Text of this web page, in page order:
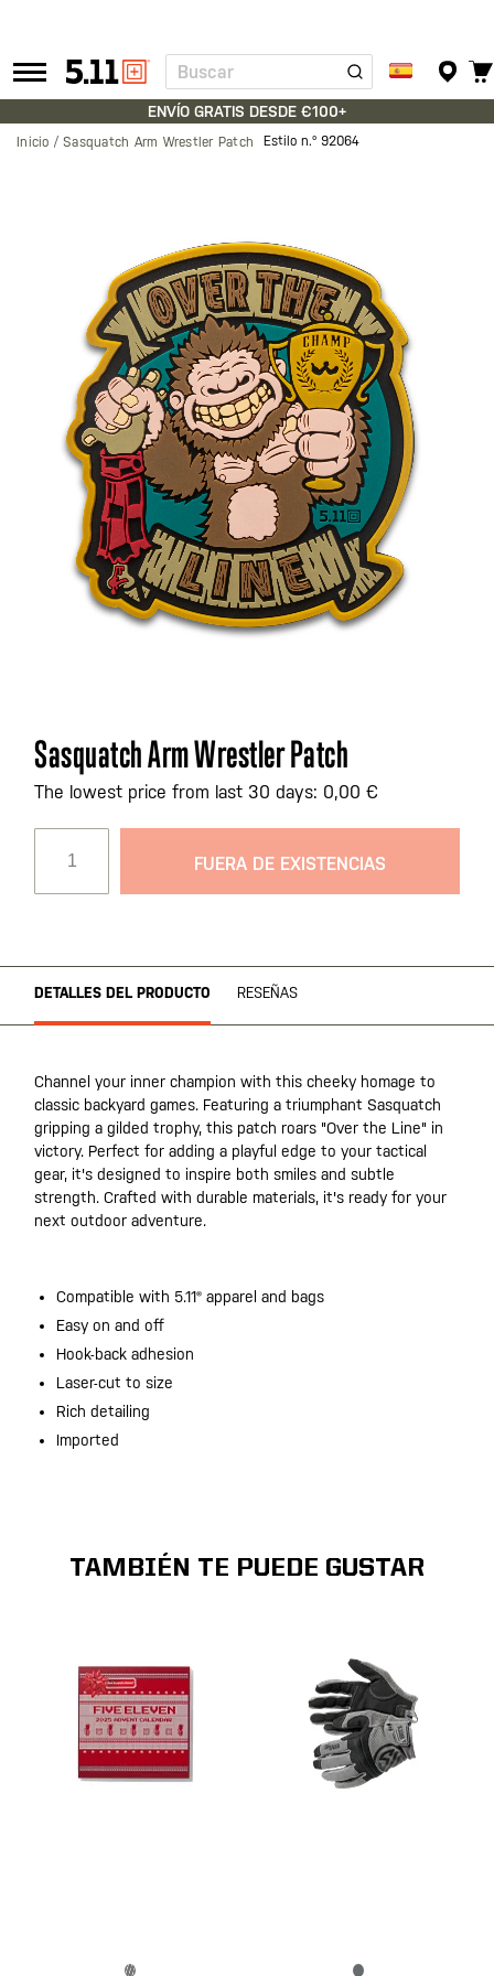
Tactical
Gear
Buscar
ENVÍO GRATIS DESDE €100+
Inicio Sasquatch Arm Wrestler Patch Estilo n.º 92064
imágenes
Saltar
al
comienzo
galería
de
Sasquatch Arm Wrestler Patch
The lowest price from last 30 days: 0,00 €
FUERA DE EXISTENCIAS
DETALLES DEL PRODUCTO RESEÑAS
Channel your inner champion with this cheeky homage to
classic backyard games. Featuring a triumphant Sasquatch
gripping a gilded trophy, this patch roars "Over the Line" in
victory. Perfect for adding a playful edge to your tactical
gear, it's designed to inspire both smiles and subtle
strength. Crafted with durable materials, it's ready for your
next outdoor adventure.
Compatible with 5.11® apparel and bags
Easy on and off
Hook-back adhesion
Laser-cut to size
Rich detailing
Imported
TAMBIÉN TE PUEDE GUSTAR